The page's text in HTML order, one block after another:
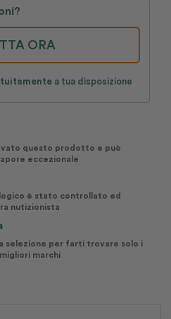
ORA
a tua disposizione
questo prodotto e può
eccezionale
è stato controllato ed
nutizionista
selezione per farti trovare solo i
marchi